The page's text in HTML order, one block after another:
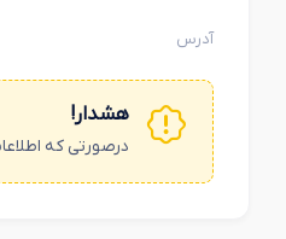
آدرس
هشدار!
درصورتی که